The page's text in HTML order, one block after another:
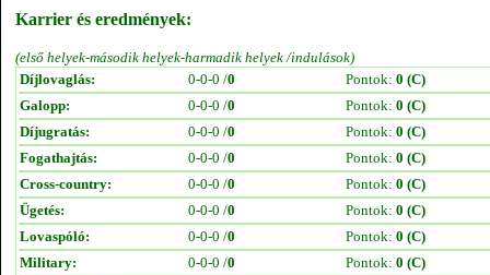
Karrier és eredmények:
(első helyek-második helyek-harmadik helyek /indulások)
Díjlovaglás:
0-0-0 /0 Pontok: 0 (C)
Galopp:
0-0-0 /0 Pontok: 0 (C)
Díjugratás:
0-0-0 /0 Pontok: 0 (C)
Fogathajtás:
0-0-0 /0 Pontok: 0 (C)
Cross-country:
0-0-0 /0 Pontok: 0 (C)
Ügetés:
0-0-0 /0 Pontok: 0 (C)
Lovaspóló:
0-0-0 /0 Pontok: 0 (C)
Military:
0-0-0 /0 Pontok: 0 (C)